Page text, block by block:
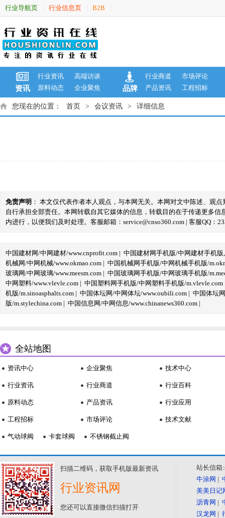
行业导航页 行业信息页 B2B
资讯
行业资讯
高端访谈
原料动态
企业聚焦 品牌
行业商道
市场评论
产品资讯
工程招标
您现在的位置： 首页 > 会议资讯 > 详细信息
免责声明 ： 本文仅代表作者本人观点，与本网无关。本网对文中陈述、观
自行承担全部责任。本网转载自其它媒体的信息，转载目的在于传递更多
内进行，以便我们及时处理。客服邮箱：service@cnso360.com | 客服QQ：
中国建材网/中网建材/www.cnprofit.com | 中国建材网手机版/中网建材手机版
机械网/中网机械/www.okmao.com | 中国机械网手机版/中网机械手机版/
玻璃网/中网玻璃/www.meesm.com | 中国玻璃网手机版/中网玻璃手机版/
中网塑料/www.vlevle.com | 中国塑料网手机版/中网塑料手机版/m.vlevle.com
机版/m.sinoasphalts.com | 中国体坛网/中网体坛/www.oubili.com | 中国体坛
版/m.stylechina.com | 中国信息网/中网信息/www.chinanews360.com |
全站地图
资讯中心
行业资讯
原料动态
工程招标
企业聚焦
行业商道
产品资讯
市场评论
技术中心
行业百科
行业应用
技术文献
气动球阀 卡套球阀 不锈钢截止阀
扫描二维码，获取手机版最新资讯
行业资讯网
您还可以直接微信扫描打开
站长信箱
牛涂网 |
美美日记
沥青网 |
汉龙网 |